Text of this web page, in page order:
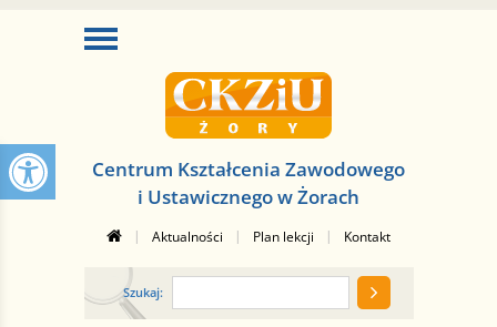
Centrum Kształcenia Zawodowego
i Ustawicznego w Żorach
| Aktualności | Plan lekcji | Kontakt
Szukaj: